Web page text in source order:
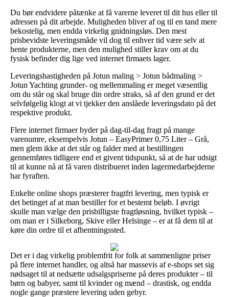
Du bør endvidere påtænke at få varerne leveret til dit hus eller til
adressen på dit arbejde. Muligheden bliver af og til en tand mere
bekostelig, men endda virkelig gnidningsløs. Den mest
prisbevidste leveringsmåde vil dog til enhver tid være selv at
hente produkterne, men den mulighed stiller krav om at du
fysisk befinder dig lige ved internet firmaets lager.
Leveringshastigheden på Jotun maling > Jotun bådmaling >
Jotun Yachting grunder- og mellemmaling er meget væsentlig
om du står og skal bruge din ordre straks, så af den grund er det
selvfølgelig klogt at vi tjekker den anslåede leveringsdato på det
respektive produkt.
Flere internet firmaer byder på dag-til-dag fragt på mange
varenumre, eksempelvis Jotun – EasyPrimer 0,75 Liter – Grå,
men glem ikke at det står og falder med at bestillingen
gennemføres tidligere end et givent tidspunkt, så at de har udsigt
til at kunne nå at få varen distribueret inden lagermedarbejderne
har fyraften.
Enkelte online shops præsterer fragtfri levering, men typisk er
det betinget af at man bestiller for et bestemt beløb. I øvrigt
skulle man vælge den prisbilligste fragtløsning, hvilket typisk –
om man er i Silkeborg, Skive eller Helsinge – er at få dem til at
køre din ordre til et afhentningssted.
Det er i dag virkelig problemfrit for folk at sammenligne priser
på flere internet handler, og altså har massevis af e-shops set sig
nødsaget til at nedsætte udsalgspriserne på deres produkter – til
børn og babyer, samt til kvinder og mænd – drastisk, og endda
nogle gange præstere levering uden gebyr.